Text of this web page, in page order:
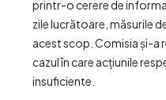
printr-o cerere de
zile lucrătoare, măsurile
acest scop. Comisia și-a
cazul în care acțiunile
insuficiente.